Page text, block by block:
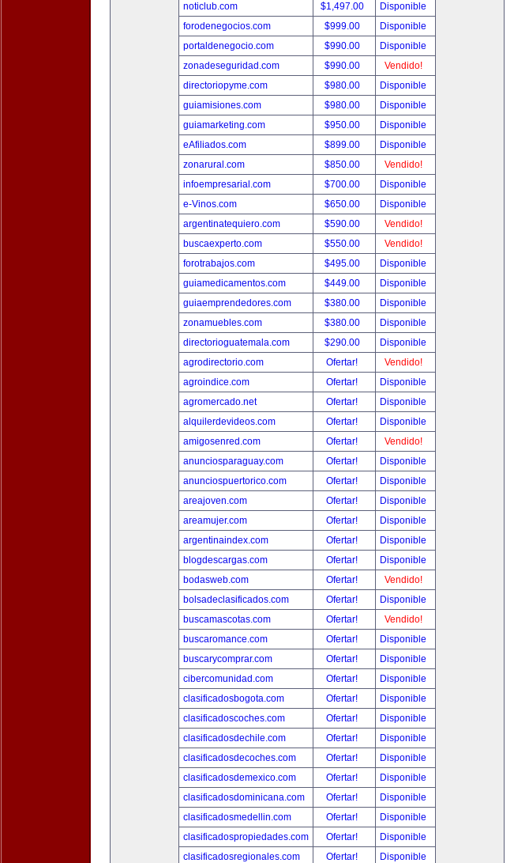
noticlub.com
$1,497.00
Disponible
forodenegocios.com
$999.00
Disponible
portaldenegocio.com
$990.00
Disponible
zonadeseguridad.com
$990.00
Vendido!
directoriopyme.com
$980.00
Disponible
guiamisiones.com
$980.00
Disponible
guiamarketing.com
$950.00
Disponible
eAfiliados.com
$899.00
Disponible
zonarural.com
$850.00
Vendido!
infoempresarial.com
$700.00
Disponible
e-Vinos.com
$650.00
Disponible
argentinatequiero.com
$590.00
Vendido!
buscaexperto.com
$550.00
Vendido!
forotrabajos.com
$495.00
Disponible
guiamedicamentos.com
$449.00
Disponible
guiaemprendedores.com
$380.00
Disponible
zonamuebles.com
$380.00
Disponible
directorioguatemala.com
$290.00
Disponible
agrodirectorio.com
Ofertar!
Vendido!
agroindice.com
Ofertar!
Disponible
agromercado.net
Ofertar!
Disponible
alquilerdevideos.com
Ofertar!
Disponible
amigosenred.com
Ofertar!
Vendido!
anunciosparaguay.com
Ofertar!
Disponible
anunciospuertorico.com
Ofertar!
Disponible
areajoven.com
Ofertar!
Disponible
areamujer.com
Ofertar!
Disponible
argentinaindex.com
Ofertar!
Disponible
blogdescargas.com
Ofertar!
Disponible
bodasweb.com
Ofertar!
Vendido!
bolsadeclasificados.com
Ofertar!
Disponible
buscamascotas.com
Ofertar!
Vendido!
buscaromance.com
Ofertar!
Disponible
buscarycomprar.com
Ofertar!
Disponible
cibercomunidad.com
Ofertar!
Disponible
clasificadosbogota.com
Ofertar!
Disponible
clasificadoscoches.com
Ofertar!
Disponible
clasificadosdechile.com
Ofertar!
Disponible
clasificadosdecoches.com
Ofertar!
Disponible
clasificadosdemexico.com
Ofertar!
Disponible
clasificadosdominicana.com
Ofertar!
Disponible
clasificadosmedellin.com
Ofertar!
Disponible
clasificadospropiedades.com
Ofertar!
Disponible
clasificadosregionales.com
Ofertar!
Disponible